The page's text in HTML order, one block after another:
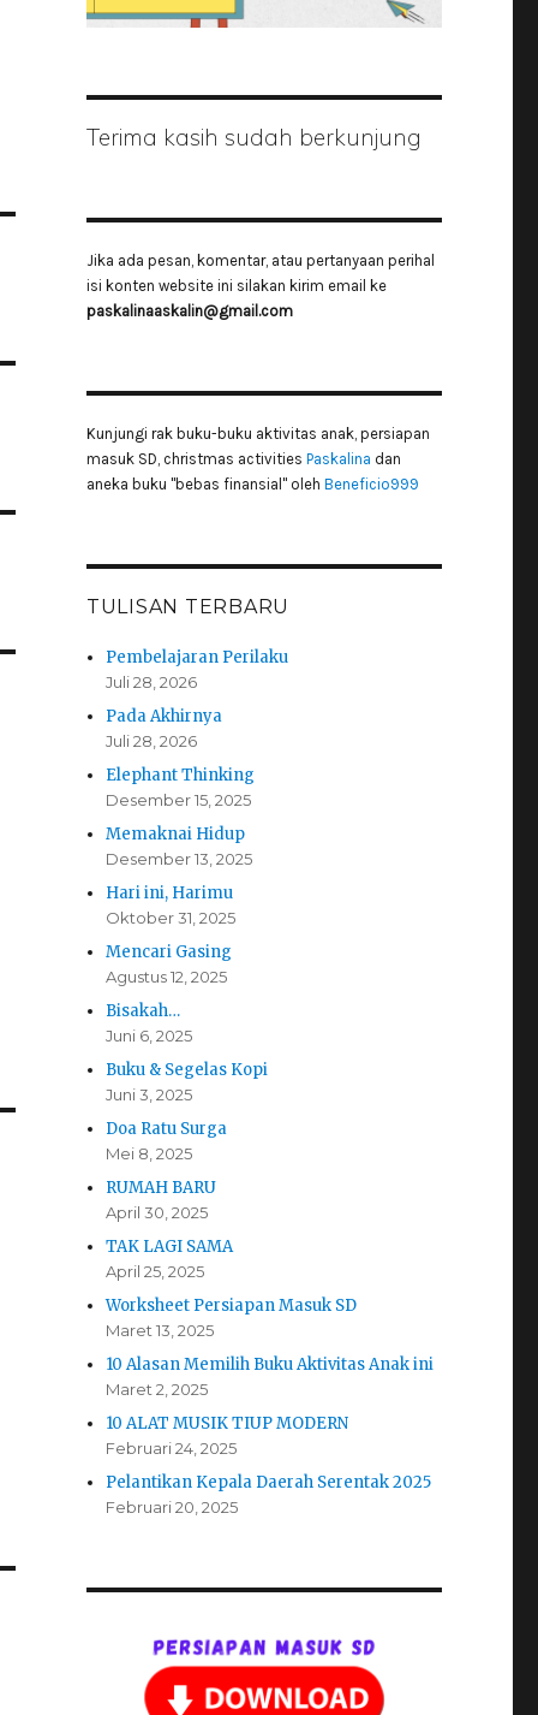
Terima kasih sudah berkunjung
Jika ada pesan, komentar, atau pertanyaan perihal
isi konten website ini silakan kirim email ke
paskalinaaskalin@gmail.com
Kunjungi rak buku-buku aktivitas anak, persiapan
masuk SD, christmas activities Paskalina dan
aneka buku "bebas finansial" oleh Beneficio999
TULISAN TERBARU
Pembelajaran Perilaku
Juli 28, 2026
Pada Akhirnya
Juli 28, 2026
Elephant Thinking
Desember 15, 2025
Memaknai Hidup
Desember 13, 2025
Hari ini, Harimu
Oktober 31, 2025
Mencari Gasing
Agustus 12, 2025
Bisakah…
Juni 6, 2025
Buku & Segelas Kopi
Juni 3, 2025
Doa Ratu Surga
Mei 8, 2025
RUMAH BARU
April 30, 2025
TAK LAGI SAMA
April 25, 2025
Worksheet Persiapan Masuk SD
Maret 13, 2025
10 Alasan Memilih Buku Aktivitas Anak ini
Maret 2, 2025
10 ALAT MUSIK TIUP MODERN
Februari 24, 2025
Pelantikan Kepala Daerah Serentak 2025
Februari 20, 2025